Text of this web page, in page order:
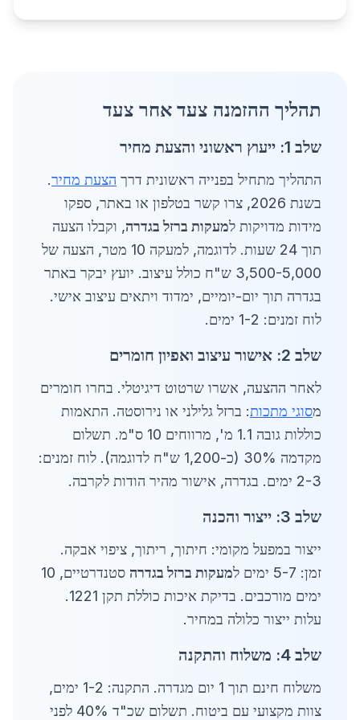
תהליך ההזמנה צעד אחר צעד
שלב 1: ייעוץ ראשוני והצעת מחיר
התהליך מתחיל בפנייה ראשונית דרך הצעת מחיר.
בשנת 2026, צרו קשר בטלפון או באתר, ספקו
מידות מדויקות למעקות ברזל בגדרה, וקבלו הצעה
תוך 24 שעות. לדוגמה, למעקה 10 מטר, הצעה של
3,500-5,000 ש"ח כולל עיצוב. יועץ יבקר באתר
בגדרה תוך יום-יומיים, ימדוד ויתאים עיצוב אישי.
לוח זמנים: 1-2 ימים.
שלב 2: אישור עיצוב ואפיון חומרים
לאחר ההצעה, אשרו שרטוט דיגיטלי. בחרו חומרים
מסוגי מתכות: ברזל גלילני או נירוסטה. התאמות
כוללות גובה 1.1 מ', מרווחים 10 ס"מ. תשלום
מקדמה 30% (כ-1,200 ש"ח לדוגמה). לוח זמנים:
2-3 ימים. בגדרה, אישור מהיר הודות לקרבה.
שלב 3: ייצור והכנה
ייצור במפעל מקומי: חיתוך, ריתוך, ציפוי אבקה.
זמן: 5-7 ימים ל
מעקות ברזל בגדרה
סטנדרטיים, 10
ימים מורכבים. בדיקת איכות כוללת תקן 1221.
עלות ייצור כלולה במחיר.
שלב 4: משלוח והתקנה
משלוח חינם תוך 1 יום מגדרה. התקנה: 1-2 ימים,
צוות מקצועי עם ביטוח. תשלום שכ"ד 40% לפני